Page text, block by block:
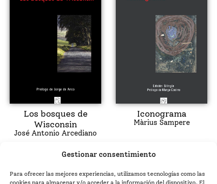
Gestionar consentimiento
Para ofrecer las mejores experiencias, utilizamos tecnologías como las
cookies para almacenar y/o acceder a la información del dispositivo. El
Los bosques de
Wisconsin
José Antonio Arcediano
Iconograma
Màrius Sampere